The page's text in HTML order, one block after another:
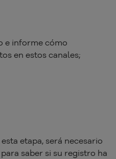
e informe cómo
en estos canales;
etapa, será necesario
saber si su registro ha